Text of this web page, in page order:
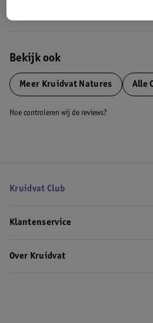
Bekijk ook
Meer Kruidvat Natures Alle
Hoe controleren wij de reviews?
Kruidvat Club
Klantenservice
Over Kruidvat